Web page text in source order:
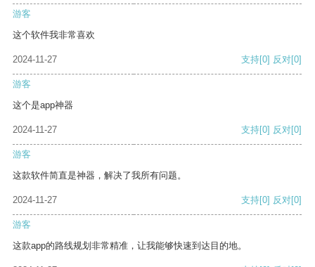
游客
这个软件我非常喜欢
2024-11-27 支持[0] 反对[0]
游客
这个是app神器
2024-11-27 支持[0] 反对[0]
游客
这款软件简直是神器，解决了我所有问题。
2024-11-27 支持[0] 反对[0]
游客
这款app的路线规划非常精准，让我能够快速到达目的地。